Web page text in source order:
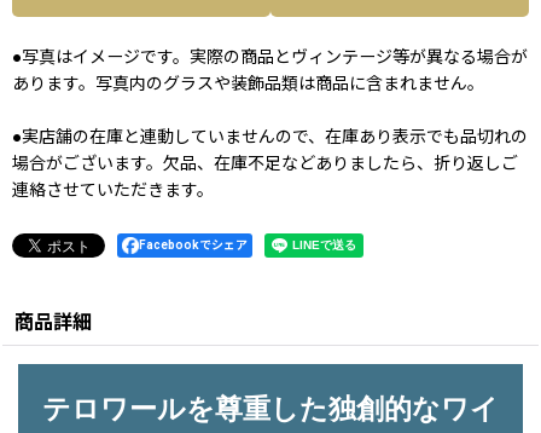
●写真はイメージです。実際の商品とヴィンテージ等が異なる場合が
あります。写真内のグラスや装飾品類は商品に含まれません。
●実店舗の在庫と連動していませんので、在庫あり表示でも品切れの
場合がございます。欠品、在庫不足などありましたら、折り返しご
連絡させていただきます。
Facebookでシェア
商品詳細
テロワールを尊重した独創的なワイ